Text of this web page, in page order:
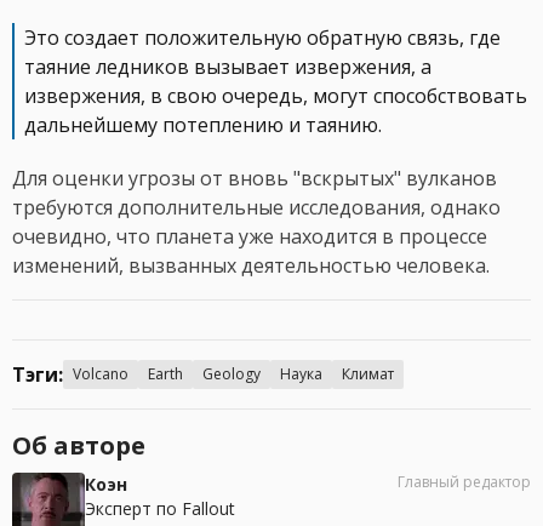
Это создает положительную обратную связь, где
таяние ледников вызывает извержения, а
извержения, в свою очередь, могут способствовать
дальнейшему потеплению и таянию.
Для оценки угрозы от вновь "вскрытых" вулканов
требуются дополнительные исследования, однако
очевидно, что планета уже находится в процессе
изменений, вызванных деятельностью человека.
Тэги: Volcano Earth Geology Наука Климат
Об авторе
Коэн
Эксперт по Fallout
Главный редактор